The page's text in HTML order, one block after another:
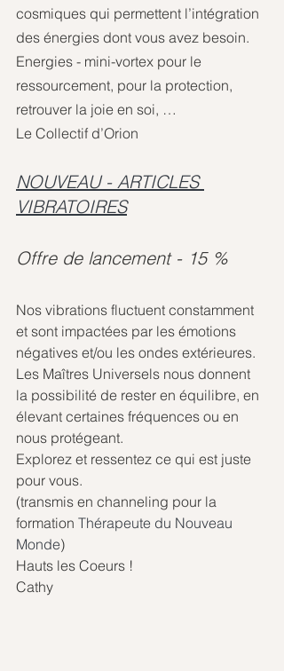
cosmiques qui permettent l’intégration
des énergies dont vous avez besoin.
Energies - mini-vortex pour le
ressourcement, pour la protection,
retrouver la joie en soi, …
Le Collectif d’Orion
NOUVEAU - ARTICLES
VIBRATOIRES
Offre de lancement - 15 %
Nos vibrations fluctuent constamment
et sont impactées par les émotions
négatives et/ou les ondes extérieures.
Les Maîtres Universels nous donnent
la possibilité de rester en équilibre, en
élevant certaines fréquences ou en
nous protégeant.
Explorez et ressentez ce qui est juste
pour vous.
(transmis en channeling pour la
formation Thérapeute du Nouveau
Monde)
Hauts les Coeurs !
Cathy